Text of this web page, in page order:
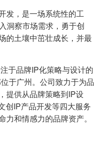
发，是一场系统性的工
洞察市场需求，勇于创
的土壤中茁壮成长，并最
于品牌IP化策略与设计的
于广州。公司致力于为品
提供从品牌策略到IP设
创IP产品开发等四大服务
和情感力的品牌资产。